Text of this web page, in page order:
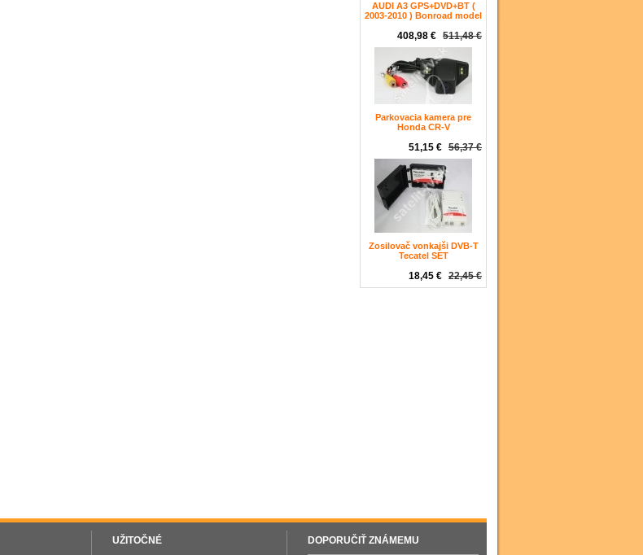
AUDI A3 GPS+DVD+BT (
2003-2010 ) Bonroad model
408,98 € 511,48 €
Parkovacia kamera pre
Honda CR-V
51,15 € 56,37 €
Zosilovač vonkajši DVB-T
Tecatel SET
18,45 € 22,45 €
UŽITOČNÉ DOPORUČIŤ ZNÁMEMU